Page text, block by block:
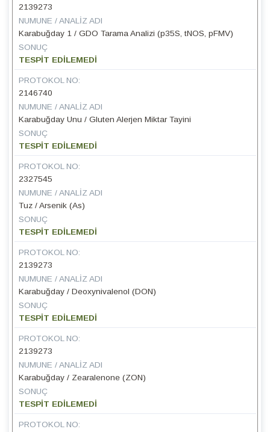
2139273
NUMUNE / ANALIZ ADI
Karabuğday 1 / GDO Tarama Analizi (p35S, tNOS, pFMV)
SONUÇ
TESPİT EDİLEMEDİ
PROTOKOL NO:
2146740
NUMUNE / ANALIZ ADI
Karabuğday Unu / Gluten Alerjen Miktar Tayini
SONUÇ
TESPİT EDİLEMEDİ
PROTOKOL NO:
2327545
NUMUNE / ANALIZ ADI
Tuz / Arsenik (As)
SONUÇ
TESPİT EDİLEMEDİ
PROTOKOL NO:
2139273
NUMUNE / ANALIZ ADI
Karabuğday / Deoxynivalenol (DON)
SONUÇ
TESPİT EDİLEMEDİ
PROTOKOL NO:
2139273
NUMUNE / ANALIZ ADI
Karabuğday / Zearalenone (ZON)
SONUÇ
TESPİT EDİLEMEDİ
PROTOKOL NO: